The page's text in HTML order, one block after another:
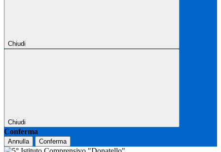
Chiudi
Chiudi
Conferma
Annulla Conferma